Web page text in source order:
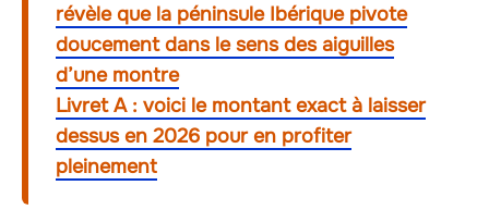
révèle que la péninsule Ibérique pivote
doucement dans le sens des aiguilles
d’une montre
Livret A : voici le montant exact à laisser
dessus en 2026 pour en profiter
pleinement